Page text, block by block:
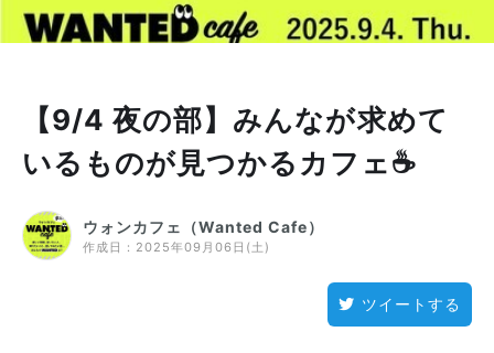
【9/4 夜の部】みんなが求めて
いるものが見つかるカフェ☕
ウォンカフェ（Wanted Cafe）
作成日： 2025年09月06日(土)
ツイートする